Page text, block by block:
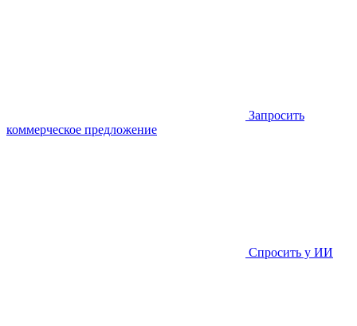
Запросить
коммерческое предложение
Спросить у ИИ